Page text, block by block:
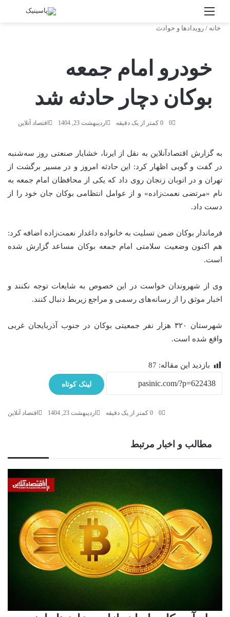
منو
خانه / رویدادها و حوادث
خودرو امام جمعه
بوکان دچار حادثه شد
اقتصاد آنلاین اردیبهشت 23, 1404 0 کمتر از یک دقیقه
به گزارش اقتصادآنلاین به نقل از ایرنا، خشایار صنعتی روز سه‌شنبه
در گفت و گویی اظهار کرد: این حادثه امروز و در مسیر برگشت از
تهران و در اتوبان زنجان روی داد که یکی از محافظان امام جمعه به
نام «مرتضی نعمت‌زاده» و از عوامل انتظامی بوکان جان خود را از
دست داد.
فرماندار بوکان ضمن تسلیت به خانواده داغدار نعمت‌زاده اضافه کرد:
هم اکنون وضعیت سلامتی امام جمعه بوکان مساعد گزارش شده
است.
وی از شهروندان خواست در این خصوص به شایعات توجه نکنند و
اخبار موثق را از رسانه‌های رسمی و مراجع زیربط دنبال کنند.
شهرستان ۳۲۰ هزار نفر جمعیتی بوکان در جنوب آذربایجان غربی
واقع شده است.
بازدید این مقاله: 87
لینک کوتاه
اقتصاد آنلاین اردیبهشت 23, 1404 0 کمتر از یک دقیقه
مطالب و اخبار مرتبط